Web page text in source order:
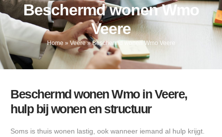
Beschermd wonen Wmo
Veere
Home » Veere»Beschermd wonen Wmo Veere
Beschermd wonen Wmo in Veere,
hulp bij wonen en structuur
Soms is thuis wonen lastig, ook wanneer iemand al hulp krijgt.